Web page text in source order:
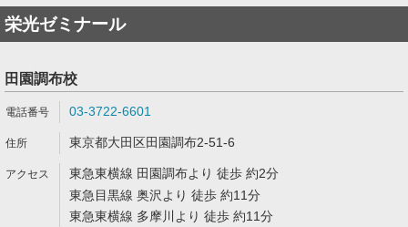
栄光ゼミナール
田園調布校
03-3722-6601
東京都大田区田園調布2-51-6
東急東横線 田園調布より 徒歩 約2分
東急目黒線 奥沢より 徒歩 約11分
東急東横線 多摩川より 徒歩 約11分